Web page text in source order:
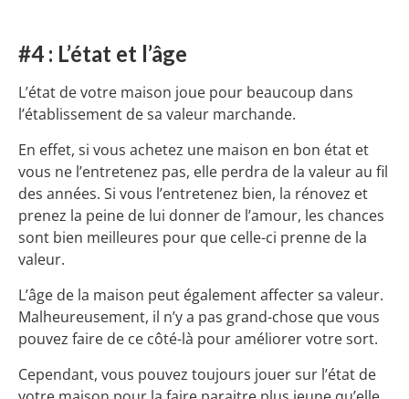
#4 : L’état et l’âge
L’état de votre maison joue pour beaucoup dans
l’établissement de sa valeur marchande.
En effet, si vous achetez une maison en bon état et
vous ne l’entretenez pas, elle perdra de la valeur au fil
des années. Si vous l’entretenez bien, la rénovez et
prenez la peine de lui donner de l’amour, les chances
sont bien meilleures pour que celle-ci prenne de la
valeur.
L’âge de la maison peut également affecter sa valeur.
Malheureusement, il n’y a pas grand-chose que vous
pouvez faire de ce côté-là pour améliorer votre sort.
Cependant, vous pouvez toujours jouer sur l’état de